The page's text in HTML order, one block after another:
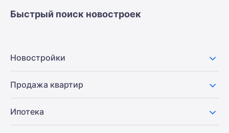
Быстрый поиск новостроек
Новостройки
Продажа квартир
Ипотека